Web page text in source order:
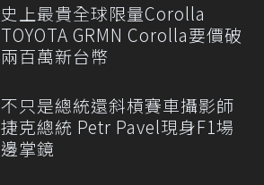
史上最貴全球限量Corolla
TOYOTA GRMN Corolla要價破
兩百萬新台幣
不只是總統還斜槓賽車攝影師
捷克總統 Petr Pavel現身F1場
邊掌鏡